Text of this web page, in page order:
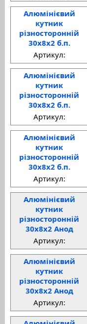
Алюмінієвий
кутник
різносторонній
30x8x2 б.п.
Артикул:
Алюмінієвий
кутник
різносторонній
30x8x2 б.п.
Артикул:
Алюмінієвий
кутник
різносторонній
30x8x2 б.п.
Артикул:
Алюмінієвий
кутник
різносторонній
30x8x2 Анод
Артикул:
Алюмінієвий
кутник
різносторонній
30x8x2 Анод
Артикул: